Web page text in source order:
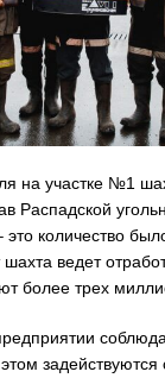
на участке №1
Распадской
это количество
ведет
более трех